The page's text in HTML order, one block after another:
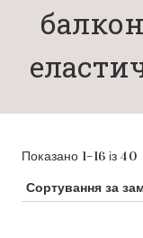
Показано 1–16 із 40